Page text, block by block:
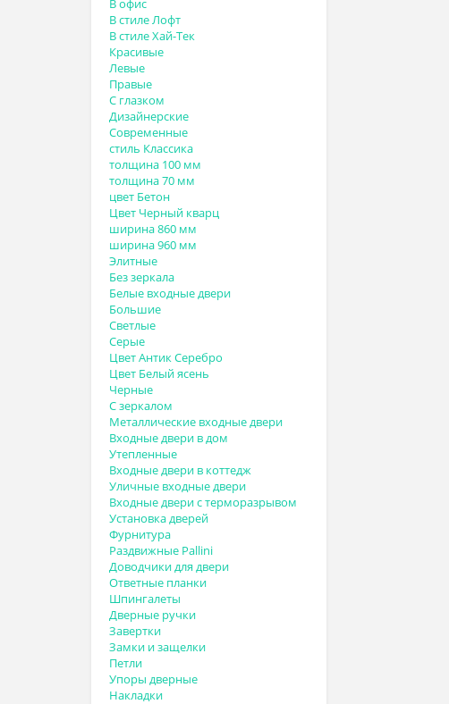
В офис
В стиле Лофт
В стиле Хай-Тек
Красивые
Левые
Правые
С глазком
Дизайнерские
Современные
стиль Классика
толщина 100 мм
толщина 70 мм
цвет Бетон
Цвет Черный кварц
ширина 860 мм
ширина 960 мм
Элитные
Без зеркала
Белые входные двери
Большие
Светлые
Серые
Цвет Антик Серебро
Цвет Белый ясень
Черные
С зеркалом
Металлические входные двери
Входные двери в дом
Утепленные
Входные двери в коттедж
Уличные входные двери
Входные двери с терморазрывом
Установка дверей
Фурнитура
Раздвижные Pallini
Доводчики для двери
Ответные планки
Шпингалеты
Дверные ручки
Завертки
Замки и защелки
Петли
Упоры дверные
Накладки